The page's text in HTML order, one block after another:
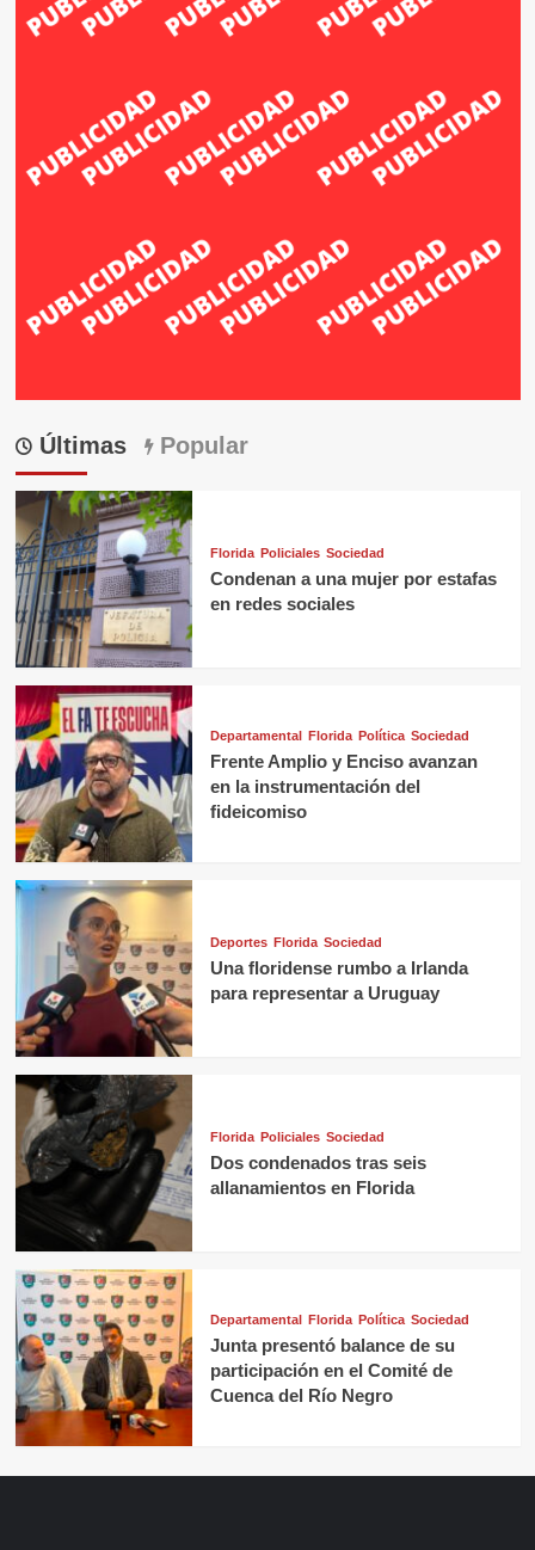
Últimas Popular
Florida Policiales Sociedad
Condenan a una mujer por estafas
en redes sociales
Departamental Florida Política Sociedad
Frente Amplio y Enciso avanzan
en la instrumentación del
fideicomiso
Deportes Florida Sociedad
Una floridense rumbo a Irlanda
para representar a Uruguay
Florida Policiales Sociedad
Dos condenados tras seis
allanamientos en Florida
Departamental Florida Política Sociedad
Junta presentó balance de su
participación en el Comité de
Cuenca del Río Negro